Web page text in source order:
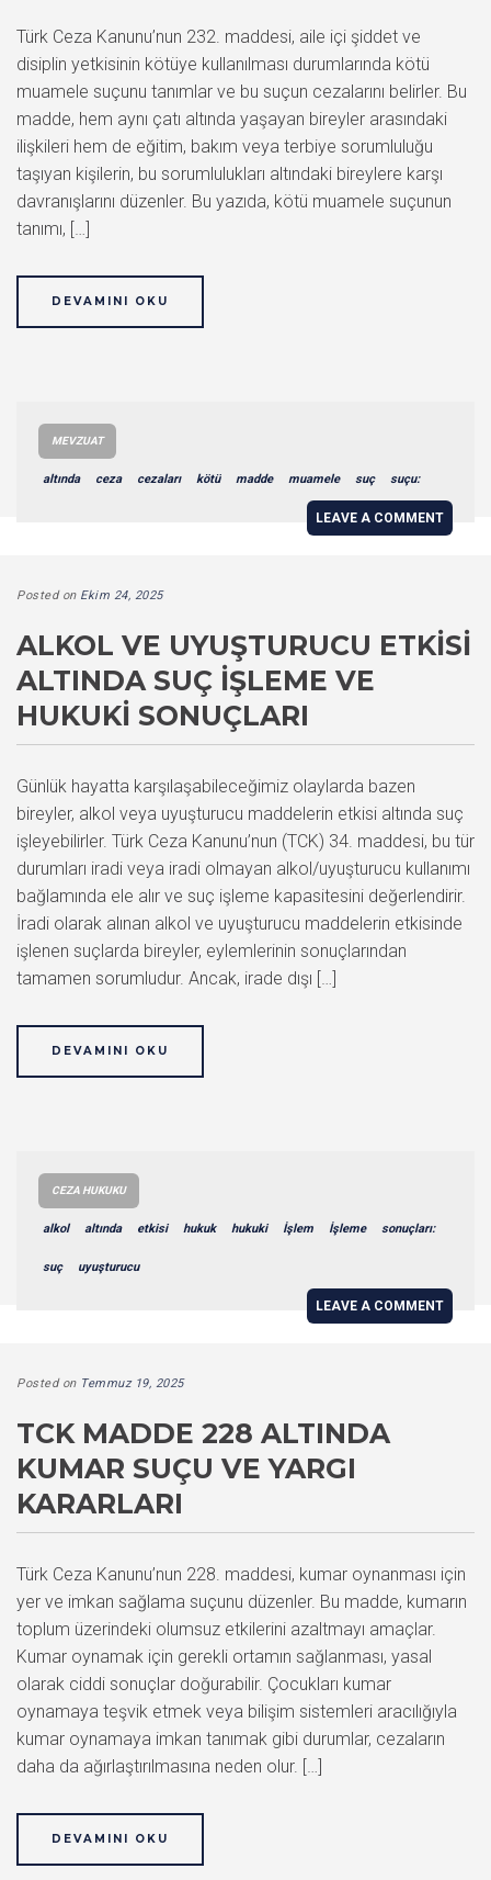
Türk Ceza Kanunu’nun 232. maddesi, aile içi şiddet ve
disiplin yetkisinin kötüye kullanılması durumlarında kötü
muamele suçunu tanımlar ve bu suçun cezalarını belirler. Bu
madde, hem aynı çatı altında yaşayan bireyler arasındaki
ilişkileri hem de eğitim, bakım veya terbiye sorumluluğu
taşıyan kişilerin, bu sorumlulukları altındaki bireylere karşı
davranışlarını düzenler. Bu yazıda, kötü muamele suçunun
tanımı, […]
DEVAMINI OKU
MEVZUAT
altında ceza cezaları kötü madde muamele suç suçu:
LEAVE A COMMENT
Posted on Ekim 24, 2025
ALKOL VE UYUŞTURUCU ETKISI
ALTINDA SUÇ İŞLEME VE
HUKUKI SONUÇLARI
Günlük hayatta karşılaşabileceğimiz olaylarda bazen
bireyler, alkol veya uyuşturucu maddelerin etkisi altında suç
işleyebilirler. Türk Ceza Kanunu’nun (TCK) 34. maddesi, bu tür
durumları iradi veya iradi olmayan alkol/uyuşturucu kullanımı
bağlamında ele alır ve suç işleme kapasitesini değerlendirir.
İradi olarak alınan alkol ve uyuşturucu maddelerin etkisinde
işlenen suçlarda bireyler, eylemlerinin sonuçlarından
tamamen sorumludur. Ancak, irade dışı […]
DEVAMINI OKU
CEZA HUKUKU
alkol altında etkisi hukuk hukuki İşlem İşleme sonuçları:
suç uyuşturucu
LEAVE A COMMENT
Posted on Temmuz 19, 2025
TCK MADDE 228 ALTINDA
KUMAR SUÇU VE YARGI
KARARLARI
Türk Ceza Kanunu’nun 228. maddesi, kumar oynanması için
yer ve imkan sağlama suçunu düzenler. Bu madde, kumarın
toplum üzerindeki olumsuz etkilerini azaltmayı amaçlar.
Kumar oynamak için gerekli ortamın sağlanması, yasal
olarak ciddi sonuçlar doğurabilir. Çocukları kumar
oynamaya teşvik etmek veya bilişim sistemleri aracılığıyla
kumar oynamaya imkan tanımak gibi durumlar, cezaların
daha da ağırlaştırılmasına neden olur. […]
DEVAMINI OKU